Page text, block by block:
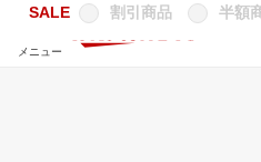
メニュー
SALE 割引商品 半額